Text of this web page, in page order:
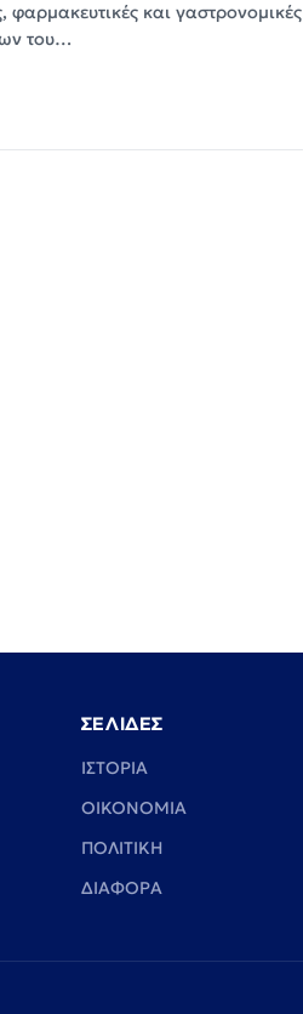
φαρμακευτικές και γαστρονομικές
του…
ΣΕΛΙΔΕΣ
ΙΣΤΟΡΙΑ
ΟΙΚΟΝΟΜΙΑ
ΠΟΛΙΤΙΚΗ
ΔΙΑΦΟΡΑ